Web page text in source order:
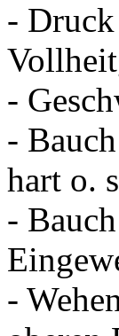
-
-
-
hart o.
-
-